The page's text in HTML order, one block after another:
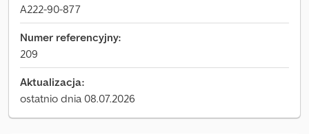
A222-90-877
Numer referencyjny:
209
Aktualizacja:
ostatnio dnia 08.07.2026